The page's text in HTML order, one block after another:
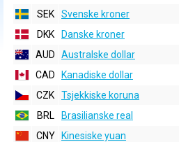
SEK
Svenske kroner
DKK
Danske kroner
AUD
Australske dollar
CAD
Kanadiske dollar
CZK
Tsjekkiske koruna
BRL
Brasilianske real
CNY
Kinesiske yuan